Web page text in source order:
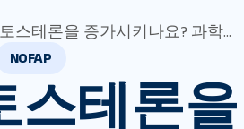
스테론을 증가시키나요? 과학...
NOFAP
테론